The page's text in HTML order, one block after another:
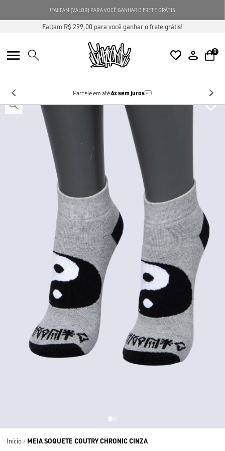
FALTAM {VALOR} PARA VOCÊ GANHAR O FRETE GRÁTIS!
Faltam R$ 299,00 para você ganhar o frete grátis!
0
Parcele em até6x sem juros
Início MEIA SOQUETE COUTRY CHRONIC CINZA